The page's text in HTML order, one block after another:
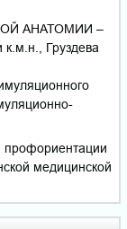
АНАТОМИИ –
к.м.н., Груздева
профориентации
медицинской